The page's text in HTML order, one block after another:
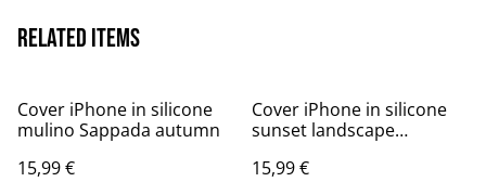
Related items
Cover iPhone in silicone
mulino Sappada autumn
15,99 €
Cover iPhone in silicone
sunset landscape
15,99 €